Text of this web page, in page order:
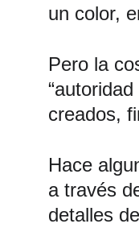
un color,
Pero la
creados,
Hace
a través
detalles